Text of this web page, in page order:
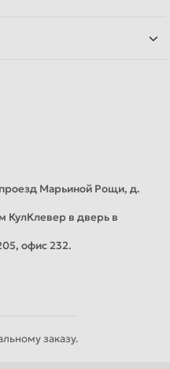
Марьиной Рощи, д.
КулКлевер в дверь в
офис 232.
заказу.